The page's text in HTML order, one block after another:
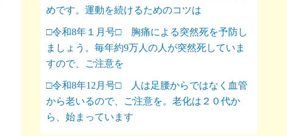
めです。運動を続けるためのコツは
□令和8年１月号□ 胸痛による突然死を予防し
ましょう。毎年約9万人の人が突然死していま
すので、ご注意を
□令和8年12月号□ 人は足腰からではなく血管
から老いるので、ご注意を。老化は２０代か
ら、始まっています